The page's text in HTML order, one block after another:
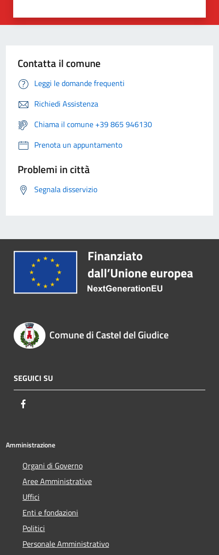
Contatta il comune
Leggi le domande frequenti
Richiedi Assistenza
Chiama il comune +39 865 946130
Prenota un appuntamento
Problemi in città
Segnala disservizio
Comune di Castel del Giudice
SEGUICI SU
Amministrazione
Organi di Governo
Aree Amministrative
Uffici
Enti e fondazioni
Politici
Personale Amministrativo